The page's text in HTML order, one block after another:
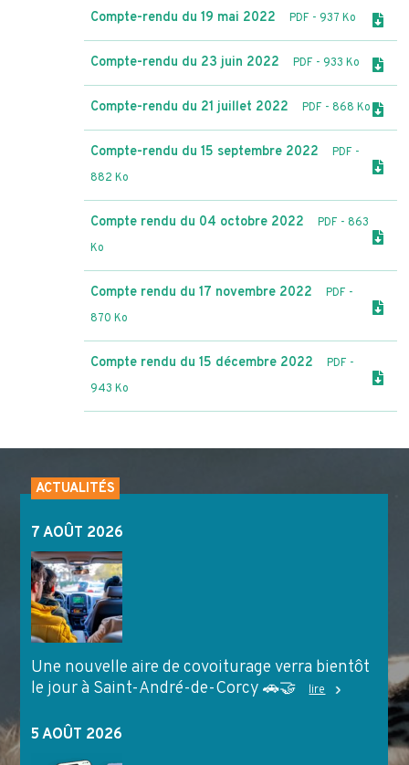
Compte-rendu du 19 mai 2022 PDF - 937 Ko
Compte-rendu du 23 juin 2022 PDF - 933 Ko
Compte-rendu du 21 juillet 2022 PDF - 868 Ko
Compte-rendu du 15 septembre 2022 PDF -
882 Ko
Compte rendu du 04 octobre 2022 PDF - 863
Ko
Compte rendu du 17 novembre 2022 PDF -
870 Ko
Compte rendu du 15 décembre 2022 PDF -
943 Ko
ACTUALITÉS
7 AOÛT 2026
Une nouvelle aire de covoiturage verra bientôt
le jour à Saint-André-de-Corcy 🚗🤝
lire
5 AOÛT 2026